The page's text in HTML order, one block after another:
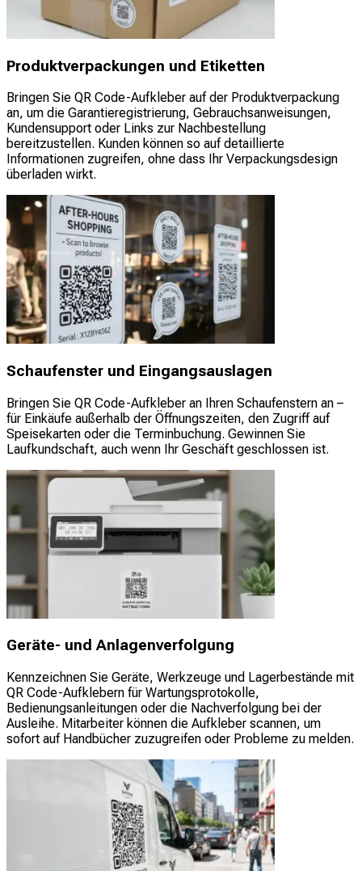
Produktverpackungen und Etiketten
Bringen Sie QR Code-Aufkleber auf der Produktverpackung
an, um die Garantieregistrierung, Gebrauchsanweisungen,
Kundensupport oder Links zur Nachbestellung
bereitzustellen. Kunden können so auf detaillierte
Informationen zugreifen, ohne dass Ihr Verpackungsdesign
überladen wirkt.
Schaufenster und Eingangsauslagen
Bringen Sie QR Code-Aufkleber an Ihren Schaufenstern an –
für Einkäufe außerhalb der Öffnungszeiten, den Zugriff auf
Speisekarten oder die Terminbuchung. Gewinnen Sie
Laufkundschaft, auch wenn Ihr Geschäft geschlossen ist.
Geräte- und Anlagenverfolgung
Kennzeichnen Sie Geräte, Werkzeuge und Lagerbestände mit
QR Code-Aufklebern für Wartungsprotokolle,
Bedienungsanleitungen oder die Nachverfolgung bei der
Ausleihe. Mitarbeiter können die Aufkleber scannen, um
sofort auf Handbücher zuzugreifen oder Probleme zu melden.